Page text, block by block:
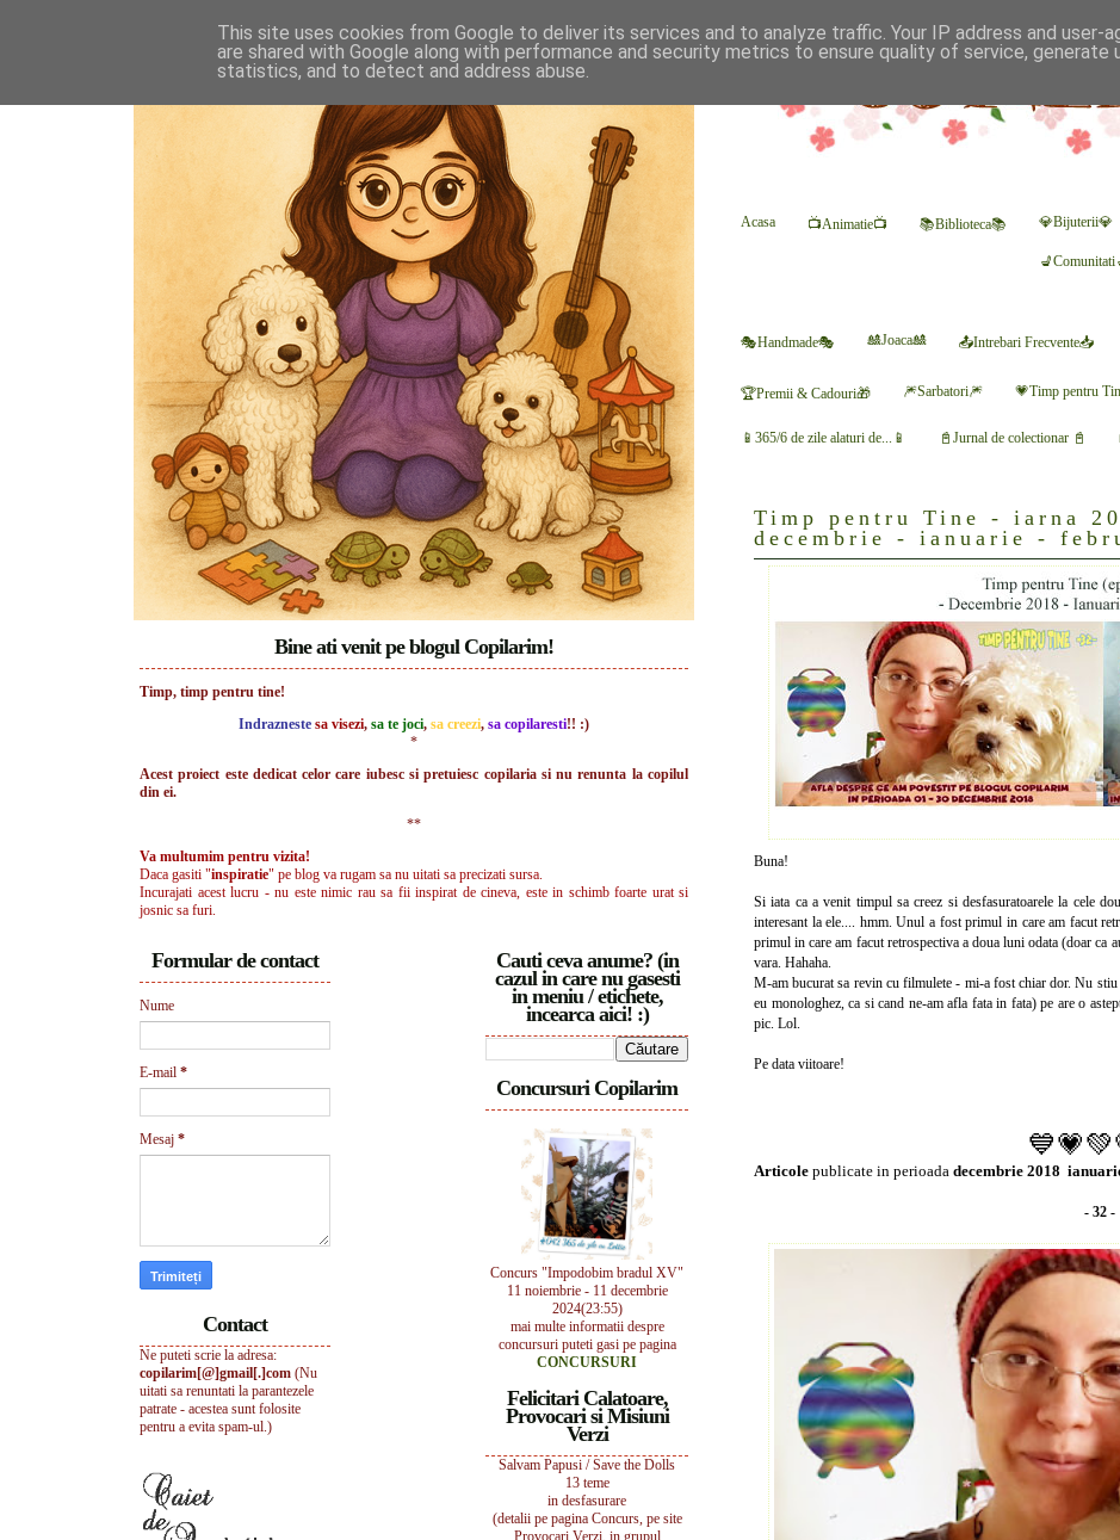
Acasa 📺Animatie📺 📚Biblioteca📚 💎Bijuterii💎
🎭Handmade🎭 🎎Joaca🎎 📤Intrebari Frecvente📥
🏆Premii & Cadouri🎁 🎆Sarbatori🎆 💗Timp pentru
📱365/6 de zile alaturi de...📱 📓Jurnal de colectionar 📓
Timp pentru Tine - iarna
decembrie - ianuarie -
Buna!
Si iata ca a venit timpul sa creez si desfasuratoarele la cele
interesant la ele.... hmm. Unul a fost primul in care am facut
primul in care am facut retrospectiva a doua luni odata (doar
vara. Hahaha.
M-am bucurat sa revin cu filmulete - mi-a fost chiar dor. Nu
eu monologhez, ca si cand ne-am afla fata in fata) pe are o
pic. Lol.
Pe data viitoare!
Articole publicate in perioada decembrie 2018
- 32 -
Bine ati venit pe blogul Copilarim!
Timp, timp pentru tine!
Indrazneste sa visezi, sa te joci, sa creezi, sa copilaresti!! :)
*
Acest proiect este dedicat celor care iubesc si pretuiesc copilaria si nu renunta la copilul
din ei.
**
Va multumim pentru vizita!
Daca gasiti "inspiratie" pe blog va rugam sa nu uitati sa precizati sursa.
Incurajati acest lucru - nu este nimic rau sa fii inspirat de cineva, este in schimb foarte urat si
josnic sa furi.
Cauti ceva anume? (in
cazul in care nu gasesti
in meniu / etichete,
incearca aici! :)
Concursuri Copilarim
Concurs "Impodobim bradul XV"
11 noiembrie - 11 decembrie
2024(23:55)
mai multe informatii despre
concursuri puteti gasi pe pagina
CONCURSURI
Felicitari Calatoare,
Provocari si Misiuni
Verzi
Salvam Papusi / Save the Dolls
13 teme
in desfasurare
(detalii pe pagina Concurs, pe site
Provocari Verzi, in grupul
Formular de contact
Nume
E-mail *
Mesaj *
Contact
Ne puteti scrie la adresa:
copilarim[@]gmail[.]com (Nu
uitati sa renuntati la parantezele
patrate - acestea sunt folosite
pentru a evita spam-ul.)
This site uses cookies from Google to deliver its services and to analyze traffic. Your IP address and user-
are shared with Google along with performance and security metrics to ensure quality of service, generate
statistics, and to detect and address abuse.